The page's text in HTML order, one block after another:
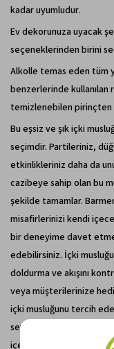
kadar uyumludur.
Ev dekorunuza uyacak
seçeneklerinden birini
Alkolle temas eden tüm
benzerlerinde
temizlenebilen pirinçten
Bu eşsiz ve şık içki
seçimdir. Partileriniz,
etkinlikleriniz daha da
cazibeye sahip olan bu
şekilde tamamlar.
misafirlerinizi kendi
bir deneyime davet
edebilirsiniz. İçki
doldurma ve akışını
veya müşterilerinize
içki musluğunu tercih
sevdiklerinize armağan
içeceklerinizi sıradan bir